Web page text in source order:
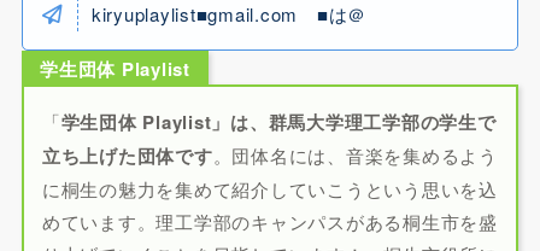
kiryuplaylist■gmail.com ■は＠
学生団体 Playlist
「学生団体 Playlist」は、群馬大学理工学部の学生で
立ち上げた団体です。団体名には、音楽を集めるよう
に桐生の魅力を集めて紹介していこうという思いを込
めています。理工学部のキャンパスがある桐生市を盛